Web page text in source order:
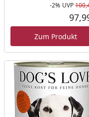
-2% UVP
Zum Produkt